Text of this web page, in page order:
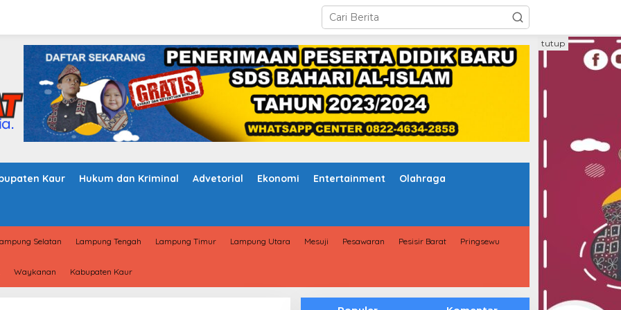
Kaur Hukum dan Kriminal Advetorial Ekonomi Entertainment Olahraga
Selatan Lampung Tengah Lampung Timur Lampung Utara Mesuji Pesawaran Pesisir Barat Pringsewu
Waykanan Kabupaten Kaur
tutup